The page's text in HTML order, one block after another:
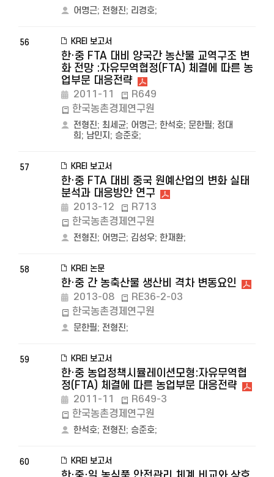
어명근; 전형진; 리경호;
56 KREI 보고서
한·중 FTA 대비 양국간 농산물 교역구조 변
화 전망 :자유무역협정(FTA) 체결에 따른 농
업부문 대응전략
2011-11
R649
한국농촌경제연구원
전형진; 최세균; 어명근; 한석호; 문한필; 정대
희 ; 남민지 ; 승준호;
57 KREI 보고서
한·중 FTA 대비 중국 원예산업의 변화 실태
분석과 대응방안 연구
2013-12
R713
한국농촌경제연구원
전형진; 어명근; 김성우; 한재환;
58 KREI 논문
한·중 간 농축산물 생산비 격차 변동요인
2013-08
RE36-2-03
한국농촌경제연구원
문한필; 전형진;
59 KREI 보고서
한·중 농업정책시뮬레이션모형:자유무역협
정(FTA) 체결에 따른 농업부문 대응전략
2011-11
R649-3
한국농촌경제연구원
한석호; 전형진; 승준호;
60 KREI 보고서